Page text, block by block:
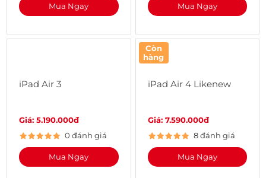
Mua Ngay Mua Ngay
iPad Air 3
Giá: 5.190.000đ
0 đánh giá
Mua Ngay
Còn
hàng
iPad Air 4 Likenew
Giá: 7.590.000đ
8 đánh giá
Mua Ngay